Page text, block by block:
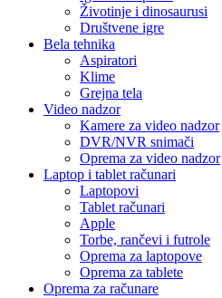
Životinje i dinosaurusi
Društvene igre
Bela tehnika
Aspiratori
Klime
Grejna tela
Video nadzor
Kamere za video nadzor
DVR/NVR snimači
Oprema za video nadzor
Laptop i tablet računari
Laptopovi
Tablet računari
Apple
Torbe, rančevi i futrole
Oprema za laptopove
Oprema za tablete
Oprema za računare